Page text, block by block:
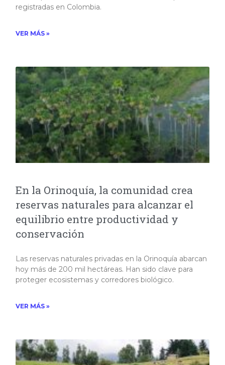
registradas en Colombia.
VER MÁS »
En la Orinoquía, la comunidad crea
reservas naturales para alcanzar el
equilibrio entre productividad y
conservación
Las reservas naturales privadas en la Orinoquía abarcan
hoy más de 200 mil hectáreas. Han sido clave para
proteger ecosistemas y corredores biológico. ​
VER MÁS »